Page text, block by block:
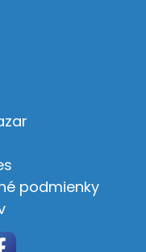
podmienky